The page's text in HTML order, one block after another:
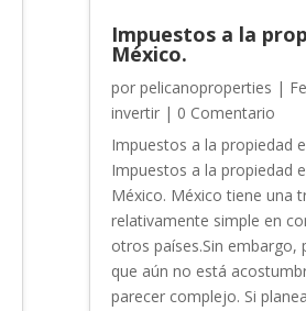
Impuestos a la
México.
por pelicanoproperties |
invertir| 0 Comentario
Impuestos a la propiedad
Impuestos a la propiedad
México. México tiene una
relativamente simple en
otros países.Sin embargo,
que aún no está
parecer complejo. Si